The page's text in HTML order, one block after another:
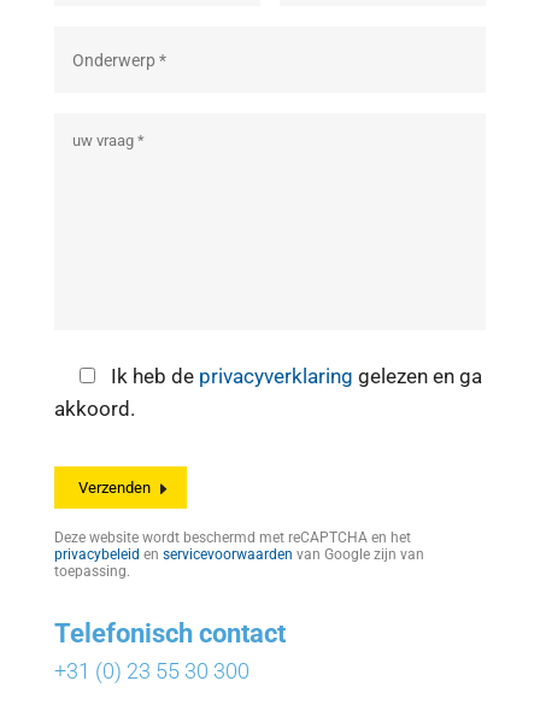
Ik heb de privacyverklaring gelezen en ga
akkoord.
Deze website wordt beschermd met reCAPTCHA en het
privacybeleid en servicevoorwaarden van Google zijn van
toepassing.
Telefonisch contact
+31 (0) 23 55 30 300